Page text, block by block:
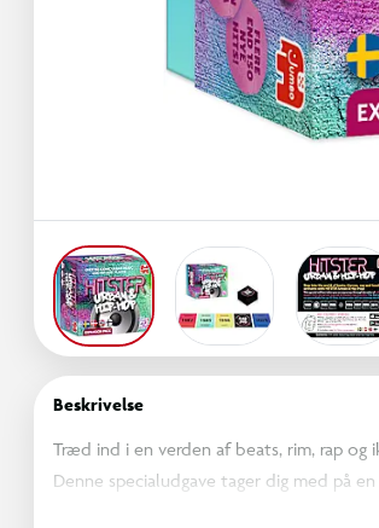
Beskrivelse
Træd ind i en verden af beats, rim, rap og
Denne specialudgave tager dig med på